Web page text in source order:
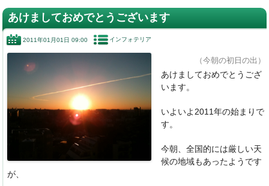
c
e
b
o
o
k
k
e
dI
n
e
e
n
a
あけましておめでとうございます
2011年01月01日 09:00 インフォテリア
（今朝の初日の出）
あけましておめでとうござ
います。
いよいよ2011年の始まりで
す。
今朝、全国的には厳しい天
候の地域もあったようです
が、